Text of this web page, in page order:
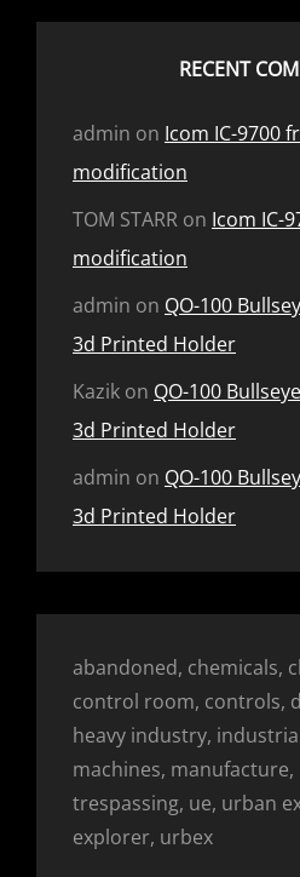
RECENT
admin on Icom IC-9700
modification
TOM STARR on Icom IC-
modification
admin on QO-100
3d Printed Holder
Kazik on QO-100
3d Printed Holder
admin on QO-100
3d Printed Holder
abandoned, chemicals,
control room, controls,
heavy industry,
machines, manufacture,
trespassing, ue, urban
explorer, urbex